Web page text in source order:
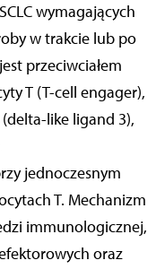
wymagających
w trakcie lub po
przeciwciałem
T (T-cell engager),
like ligand 3),
jednoczesnym
T. Mechanizm
immunologicznej,
oraz